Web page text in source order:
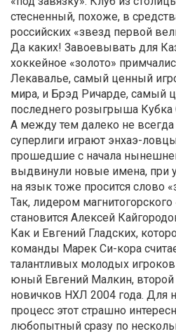
стесненный, похоже, в
российских «звезд первой
Да каких! Завоевывать для
хоккейное «золото»
Лекавалье, самый ценный
мира, и Брэд Ричарде, самый
последнего розыгрыша Кубка
А между тем далеко не
суперлиги играют энхаэ-
прошедшие с начала
выдвинули новые имена, при
на язык тоже просится слово
Так, лидером
становится Алексей
Как и Евгений Гладских,
команды Марек Си-кора
талантливых молодых
юный Евгений Малкин,
новичков НХЛ 2004 года. Для
процесс этот страшно
любопытный сразу по